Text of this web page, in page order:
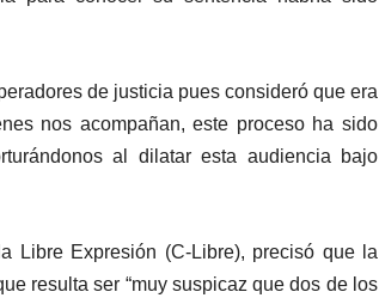
de justicia pues consideró que era
nos acompañan, este proceso ha sido
al dilatar esta audiencia bajo
Libre Expresión (C-Libre), precisó que la
resulta ser “muy suspicaz que dos de los